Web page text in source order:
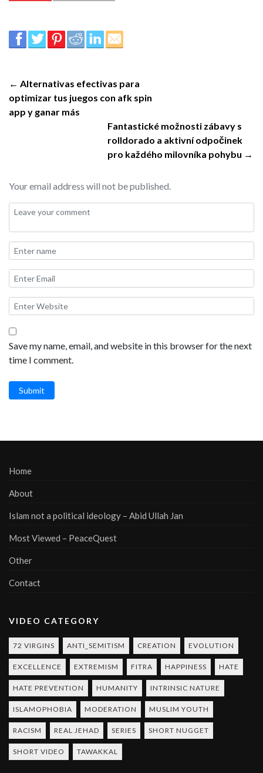
← Alternativas efectivas para
optimizar tus juegos con afk spin
app y ganar más
Fantastické možnosti zábavy s
rolldorado a aktivní odpočinek
pro každého milovníka pohybu →
Your email address will not be published.
Save my name, email, and website in this browser for the next
time I comment.
Submit
Home
About
Islam not a political ideology – Abid Ullah Jan
Most Viewed – PeaceQuest
Other
Contact
VIDEO CATEGORY
72 VIRGINS ANTI_SEMITISM CREATION EVOLUTION
EXCELLENCE EXTREMISM FITRA HAPPINESS HATE
HATE PREVENTION HUMANITY INTRINSIC NATURE
ISLAMOPHOBIA MODERATION MUSLIM YOUTH
RACISM REAL JEHAD SERIES SHORT NUGGET
SHORT VIDEO TAWAKKAL